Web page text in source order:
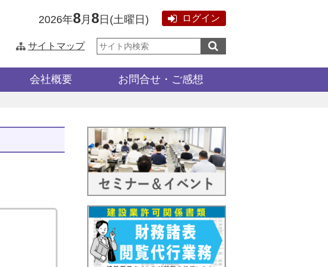
2026年8月 8 日 (土曜日 ) ログイン
サイトマップ
サ
イ
内
会社概要 お問合せ・ご感想